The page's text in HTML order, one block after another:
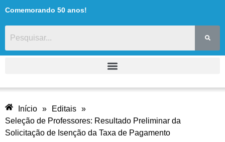
Comemorando 50 anos!
Início » Editais »
Seleção de Professores: Resultado Preliminar da
Solicitação de Isenção da Taxa de Pagamento